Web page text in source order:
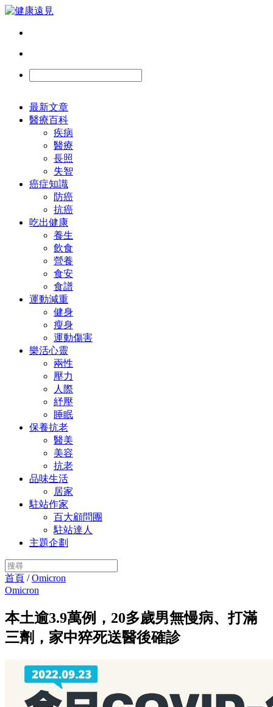
最新文章
醫療百科
疾病
醫療
長照
失智
癌症知識
防癌
抗癌
吃出健康
養生
飲食
營養
食安
食譜
運動減重
健身
瘦身
運動傷害
樂活心靈
兩性
壓力
人際
紓壓
睡眠
保養抗老
醫美
美容
抗老
品味生活
居家
駐站作家
百大顧問團
駐站達人
主題企劃
首頁 /Omicron
Omicron
本土逾3.9萬例，20多歲男無慢病、打滿
三劑，家中猝死送醫後確診